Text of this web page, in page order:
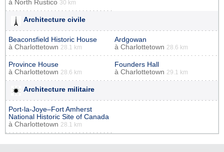
à North Rustico 30 km
Architecture civile
Beaconsfield Historic House
à Charlottetown 28.1 km
Ardgowan
à Charlottetown 28.6 km
Province House
à Charlottetown 28.6 km
Founders Hall
à Charlottetown 29.1 km
Architecture militaire
Port-la-Joye–Fort Amherst
National Historic Site of Canada
à Charlottetown 28.1 km